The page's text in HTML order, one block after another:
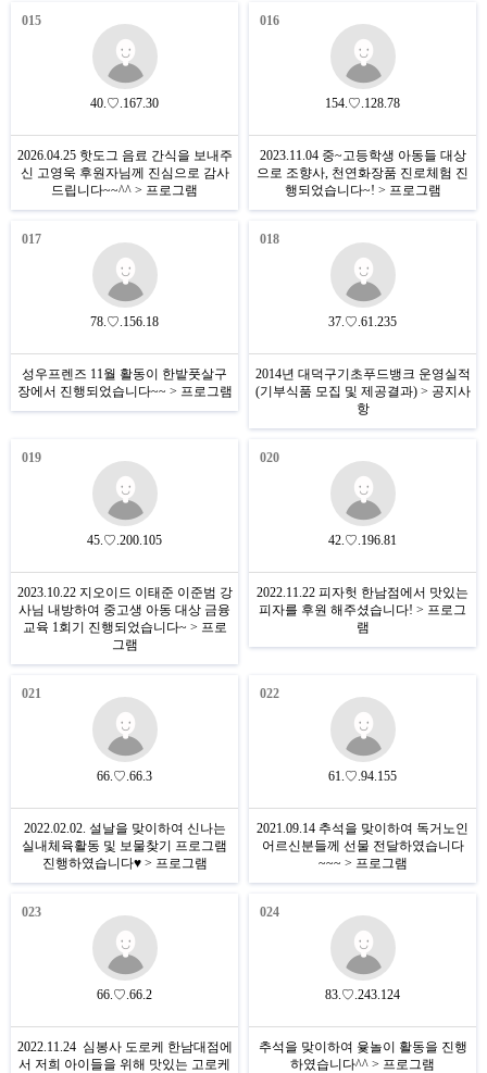
015
40.♡.167.30
2026.04.25 핫도그 음료 간식을 보내주
신 고영욱 후원자님께 진심으로 감사
드립니다~~^^ > 프로그램
016
154.♡.128.78
2023.11.04 중~고등학생 아동들 대상
으로 조향사, 천연화장품 진로체험 진
행되었습니다~! > 프로그램
017
78.♡.156.18
성우프렌즈 11월 활동이 한밭풋살구
장에서 진행되었습니다~~ > 프로그램
018
37.♡.61.235
2014년 대덕구기초푸드뱅크 운영실적
(기부식품 모집 및 제공결과) > 공지사
항
019
45.♡.200.105
2023.10.22 지오이드 이태준 이준범 강
사님 내방하여 중고생 아동 대상 금융
교육 1회기 진행되었습니다~ > 프로
그램
020
42.♡.196.81
2022.11.22 피자헛 한남점에서 맛있는
피자를 후원 해주셨습니다! > 프로그
램
021
66.♡.66.3
2022.02.02. 설날을 맞이하여 신나는
실내체육활동 및 보물찾기 프로그램
진행하였습니다♥ > 프로그램
022
61.♡.94.155
2021.09.14 추석을 맞이하여 독거노인
어르신분들께 선물 전달하였습니다
~~~ > 프로그램
023
66.♡.66.2
2022.11.24 심봉사 도로케 한남대점에
서 저희 아이들을 위해 맛있는 고로케
024
83.♡.243.124
추석을 맞이하여 윷놀이 활동을 진행
하였습니다^^ > 프로그램